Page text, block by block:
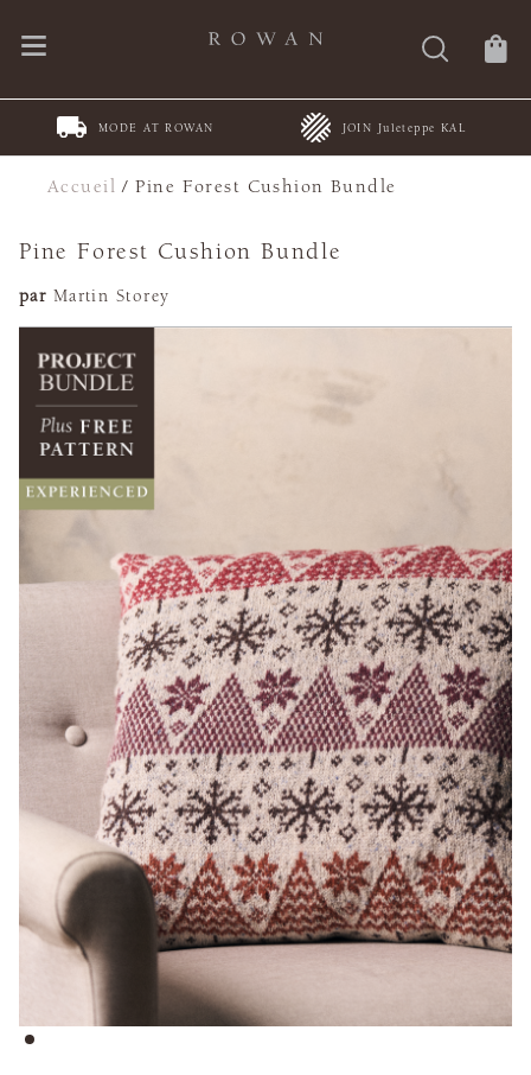
MODE AT ROWAN JOIN Juleteppe KAL
Accueil /Pine Forest Cushion Bundle
Pine Forest Cushion Bundle
par Martin Storey